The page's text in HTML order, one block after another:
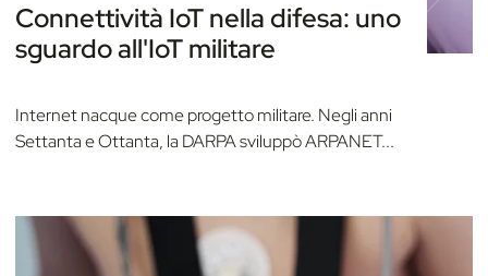
Connettività IoT nella difesa: uno
sguardo all'IoT militare
Internet nacque come progetto militare. Negli anni
Settanta e Ottanta, la DARPA sviluppò ARPANET...